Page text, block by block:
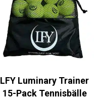
LFY Luminary Trainer
15-Pack Tennisbälle